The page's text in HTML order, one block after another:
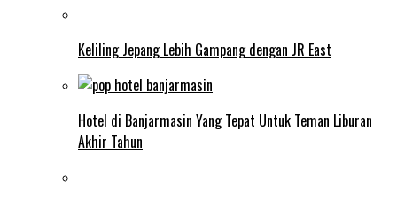
Keliling Jepang Lebih Gampang dengan JR East
Hotel di Banjarmasin Yang Tepat Untuk Teman Liburan
Akhir Tahun